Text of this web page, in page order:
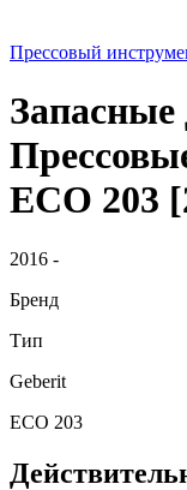
Прессовый
Запасные
ECO 203
2016 -
Бренд
Тип
Geberit
ECO 203